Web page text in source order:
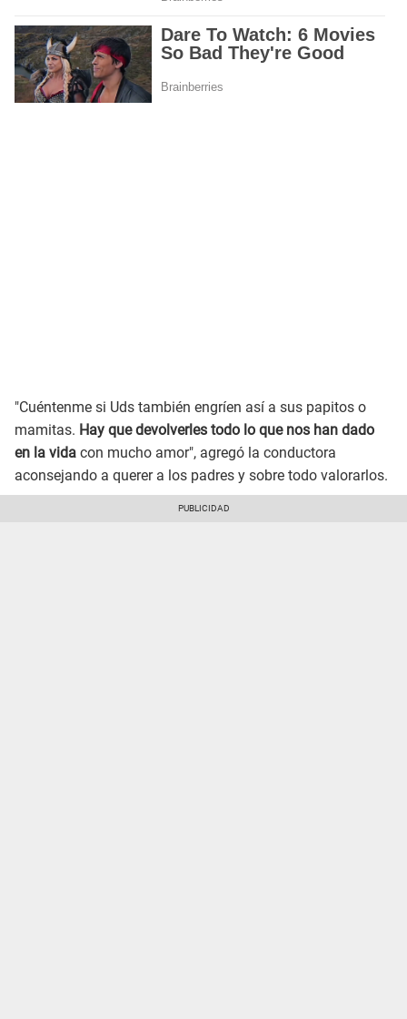
"Cuéntenme si Uds también engríen así a sus papitos o
mamitas. Hay que devolverles todo lo que nos han dado
en la vida con mucho amor", agregó la conductora
aconsejando a querer a los padres y sobre todo valorarlos.